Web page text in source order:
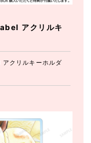
アクリルキ
クリルキーホルダ